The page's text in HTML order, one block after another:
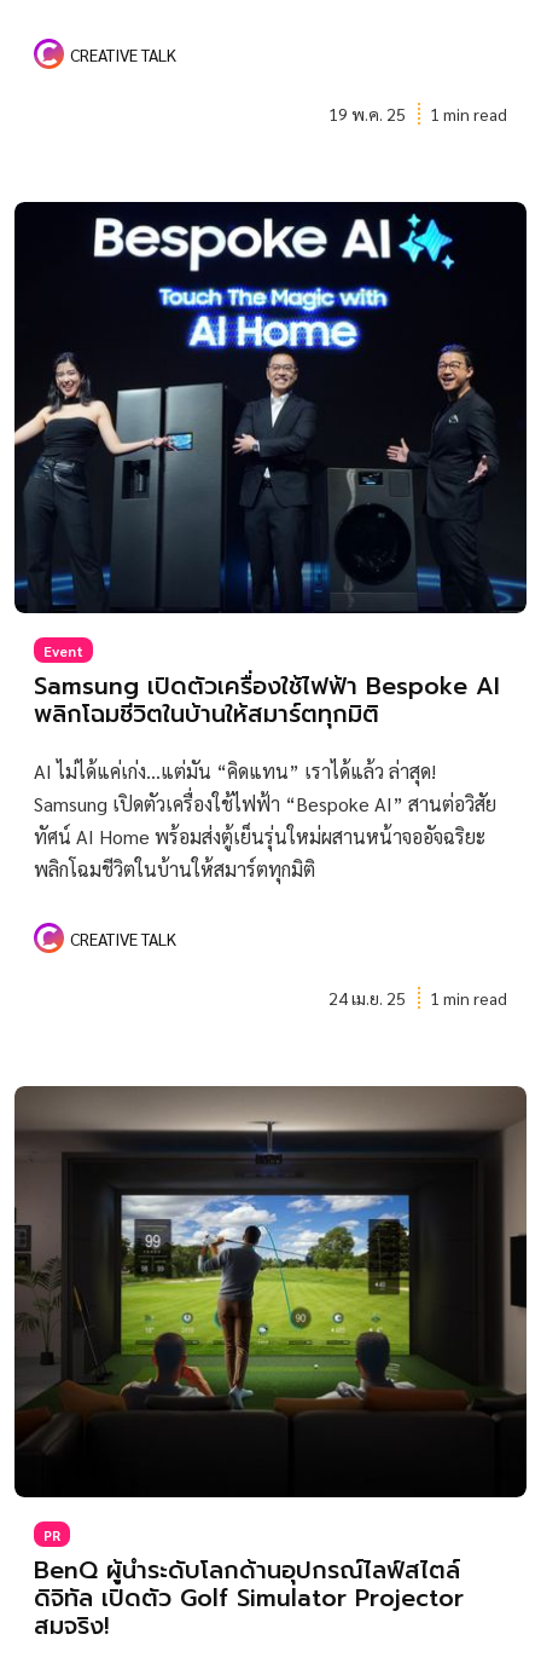
CREATIVE TALK
19 พ.ค. 25 1 min read
Event
Samsung เปิดตัวเครื่องใช้ไฟฟ้า Bespoke AI
พลิกโฉมชีวิตในบ้านให้สมาร์ตทุกมิติ
AI ไม่ได้แค่เก่ง...แต่มัน “คิดแทน” เราได้แล้ว ล่าสุด!
Samsung เปิดตัวเครื่องใช้ไฟฟ้า “Bespoke AI” สานต่อวิสัย
ทัศน์ AI Home พร้อมส่งตู้เย็นรุ่นใหม่ผสานหน้าจออัจฉริยะ
พลิกโฉมชีวิตในบ้านให้สมาร์ตทุกมิติ
CREATIVE TALK
24 เม.ย. 25 1 min read
PR
BenQ ผู้นำระดับโลกด้านอุปกรณ์ไลฟ์สไตล์
ดิจิทัล เปิดตัว Golf Simulator Projector
สมจริง!